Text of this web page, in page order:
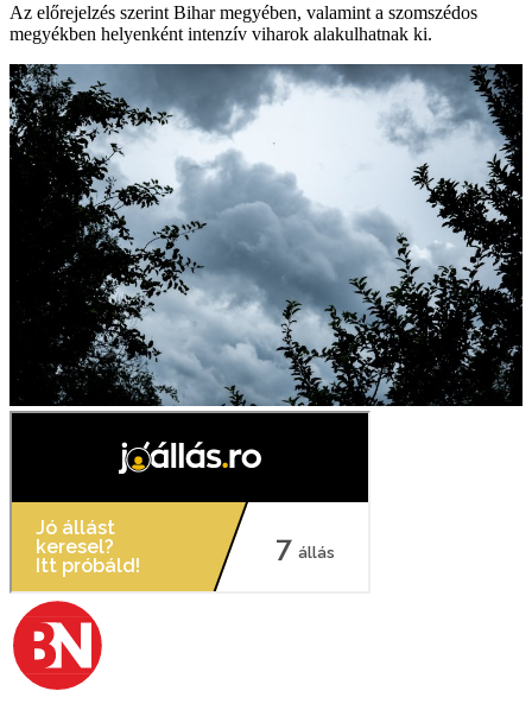
Az előrejelzés szerint Bihar megyében, valamint a szomszédos
megyékben helyenként intenzív viharok alakulhatnak ki.